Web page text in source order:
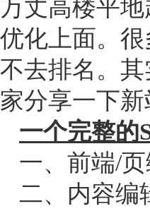
万丈高楼平
优化上面。
不去排名。
家分享一下
一个完整的
一、前端/页
二、内容编